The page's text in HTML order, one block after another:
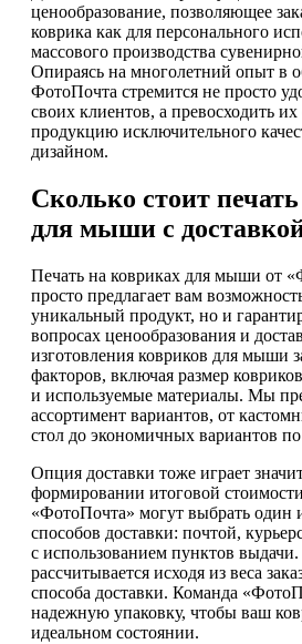
ценообразование, позволяющее
коврика как для персонального
массового производства
Опираясь на многолетний опыт в
ФотоПочта стремится не просто
своих клиентов, а превосходить
продукцию исключительного
дизайном.
Сколько стоит
для мыши с
Печать на ковриках для мыши от
просто предлагает вам
уникальный продукт, но и
вопросах ценообразования и
изготовления ковриков для мыши
факторов, включая размер
и используемые материалы. Мы
ассортимент вариантов, от
стол до экономичных вариантов по
Опция доставки тоже играет
формировании итоговой
«ФотоПочта» могут выбрать один
способов доставки: почтой,
с использованием пунктов
рассчитывается исходя из веса
способа доставки. Команда
надежную упаковку, чтобы ваш
идеальном состоянии.